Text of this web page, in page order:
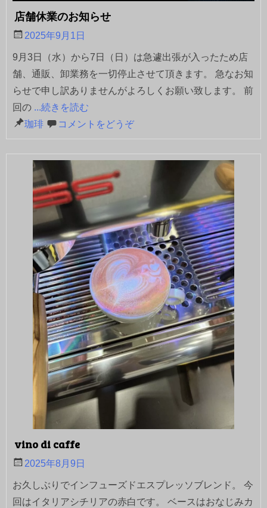
店舗休業のお知らせ
2025年9月1日
9月3日（水）から7日（日）は急遽出張が入ったため店
舗、通販、卸業務を一切停止させて頂きます。 急なお知
らせで申し訳ありませんがよろしくお願い致します。 前
回の ...続きを読む
珈琲
コメントをどうぞ
vino di caffe
2025年8月9日
お久しぶりでインフューズドエスプレッソブレンド。 今
回はイタリアシチリアの赤白です。 ベースはおなじみカ